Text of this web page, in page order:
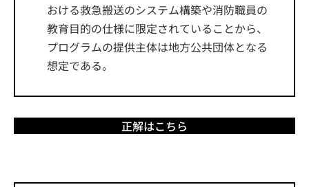
おける救急搬送のシステム構築や消防職員の
教育目的の仕様に限定されていることから、
プログラムの提供主体は地方公共団体となる
想定である。
正解はこちら